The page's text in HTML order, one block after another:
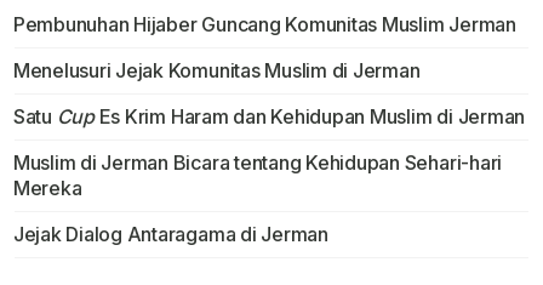
Pembunuhan Hijaber Guncang Komunitas Muslim Jerman
Menelusuri Jejak Komunitas Muslim di Jerman
Satu Cup Es Krim Haram dan Kehidupan Muslim di Jerman
Muslim di Jerman Bicara tentang Kehidupan Sehari-hari
Mereka
Jejak Dialog Antaragama di Jerman